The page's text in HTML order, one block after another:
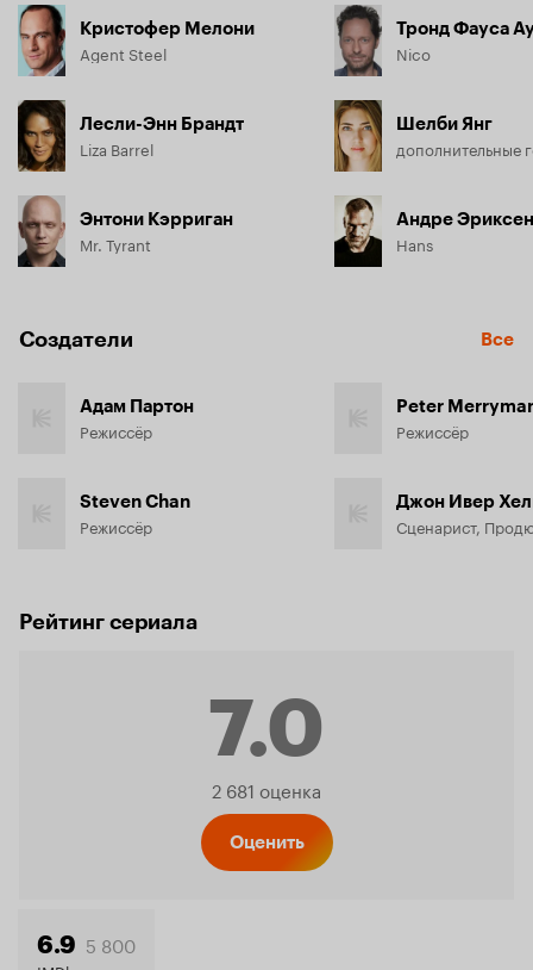
Кристофер Мелони
Agent Steel
Лесли-Энн Брандт
Liza Barrel
Энтони Кэрриган
Mr. Tyrant
Тронд Фауса
Nico
Шелби Янг
дополнительные
Андре Эриксен
Hans
Создатели Все
Адам Партон
Режиссёр
Steven Chan
Режиссёр
Peter
Режиссёр
Джон Ивер
Сценарист,
Рейтинг сериала
7.0
Рейтинг
2 681 оценка
Оценить
6.9 5 800